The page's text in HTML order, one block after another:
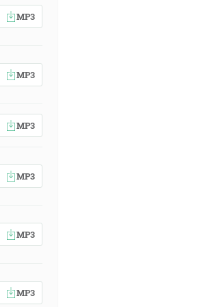
telo,
národy sa
ma poslal
tvárou
až na
moje meno.
MP3
MP3
MP3
MP3
MP3
MP3